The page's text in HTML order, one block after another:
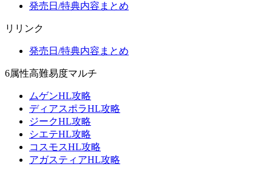
発売日/特典内容まとめ
リリンク
発売日/特典内容まとめ
6属性高難易度マルチ
ムゲンHL攻略
ディアスポラHL攻略
ジークHL攻略
シエテHL攻略
コスモスHL攻略
アガスティアHL攻略